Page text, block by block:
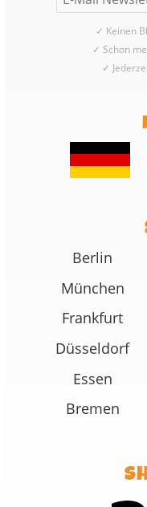
✓ Keinen
✓ Schon
✓
Berlin
München
Frankfurt
Düsseldorf
Essen
Bremen